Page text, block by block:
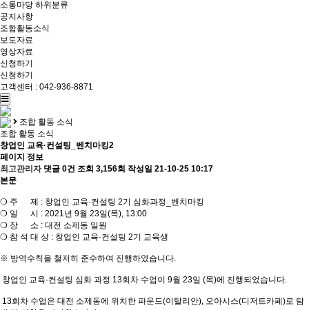
소통마당 하위분류
공지사항
조합활동소식
보도자료
영상자료
신청하기
신청하기
고객센터 : 042-936-8871
조합 활동 소식
조합 활동 소식
창업인 교육·컨설팅_벤치마킹2
페이지 정보
최고관리자 댓글 0건 조회 3,156회 작성일 21-10-25 10:17
본문
❍ 주 제 : 창업인 교육·컨설팅 2기 심화과정_벤치마킹
❍ 일 시 : 2021년 9월 23일(목), 13:00
❍ 장 소 : 대전 소제동 일원
❍ 참 석 대 상 : 창업인 교육·컨설팅 2기 교육생
※ 방역수칙을 철저히 준수하여 진행하였습니다.
창업인 교육·컨설팅 심화 과정 13회차 수업이 9월 23일 (목)에 진행되었습니다.
13회차 수업은 대전 소제동에 위치한 파운드(이탈리안), 오아시스(디저트카페)로 탐